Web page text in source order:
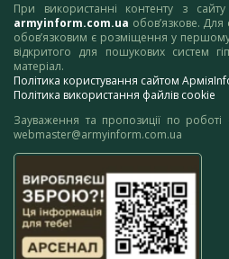
При використанні контенту з
armyinform.com.ua обов’язкове. Для
обов’язковим є розміщення у
відкритого для пошукових систем
матеріал.
Політика користування сайтом
Політика використання файлів cookie
Зауваження та пропозиції по
webmaster@armyinform.com.ua